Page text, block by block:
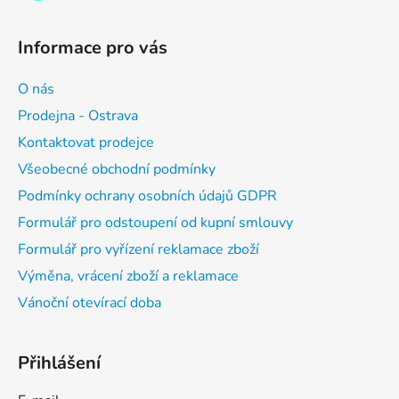
Informace pro vás
O nás
Prodejna - Ostrava
Kontaktovat prodejce
Všeobecné obchodní podmínky
Podmínky ochrany osobních údajů GDPR
Formulář pro odstoupení od kupní smlouvy
Formulář pro vyřízení reklamace zboží
Výměna, vrácení zboží a reklamace
Vánoční otevírací doba
Přihlášení